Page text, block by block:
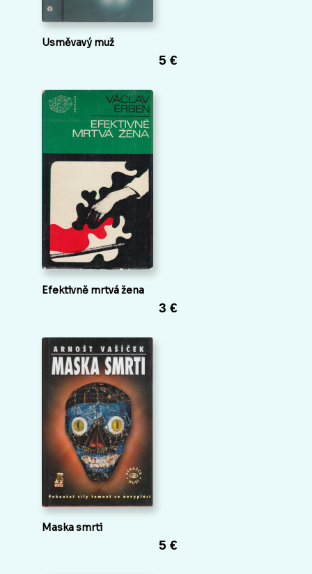
Usměvavý muž
5 €
Efektivně mrtvá žena
3 €
Maska smrti
5 €